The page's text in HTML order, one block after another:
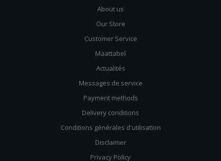
About us
Our Store
Customer Service
Maattabel
Actualités
Messages de service
Payment methods
Delivery conditions
Conditions générales d'utilisation
Disclaimer
Privacy Policy